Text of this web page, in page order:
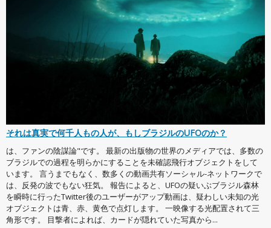
それは真実で何千人もの人が、もしブラジルのUFOのか？
は、ファンの陰謀論"です。 最新の出版物の世界のメディアでは、多数の
ブラジルでの過程を明らかにすることを未確認飛行オブジェクトをして
います。 言うまでもなく、数多くの動画共有ソーシャル-ネットワークで
は、反発の波でもない狂気。 報告によると、UFOの疑いぶブラジル森林
を瞬時に行ったTwitter後のユーザーがアップ動画は、疑わしい未知の光
オブジェクトは青、赤、黄色で点灯します。 一映像する光配置されて三
角形です。 目撃者によれば、カードが隠れていた写真から...